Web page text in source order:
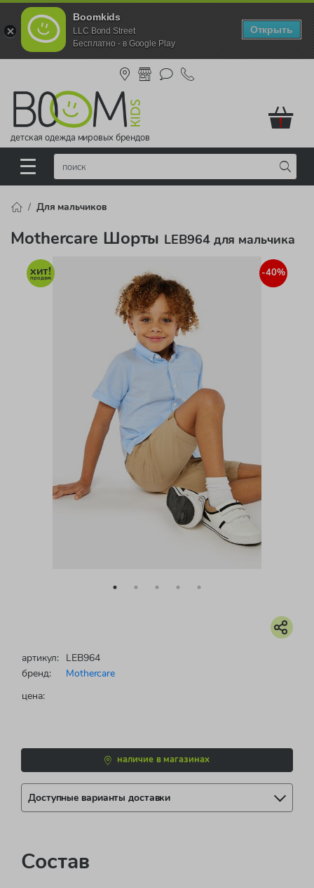
Boomkids
LLC Bond Street
Бесплатно - в Google Play
Открыть
детская одежда мировых брендов
!
Для мальчиков
Mothercare Шорты LEB964 для мальчика
-40%
артикул: LEB964
бренд:
Mothercare
цена:
наличие в магазинах
Доступные варианты доставки
Состав